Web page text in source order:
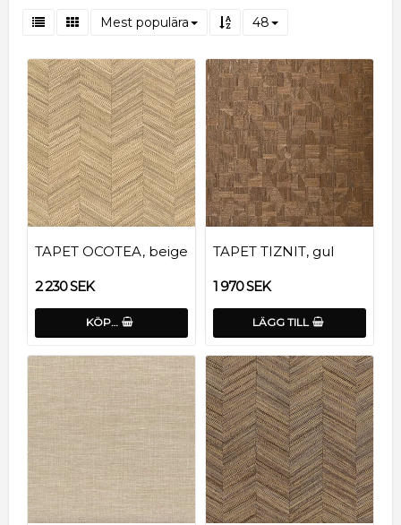
Mest populära 48
TAPET OCOTEA, beige
2 230 SEK
KÖP…
TAPET TIZNIT, gul
1 970 SEK
LÄGG TILL